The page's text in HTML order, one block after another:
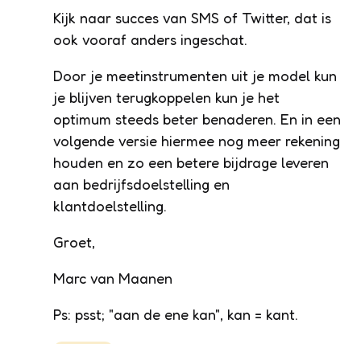
Kijk naar succes van SMS of Twitter, dat is
ook vooraf anders ingeschat.
Door je meetinstrumenten uit je model kun
je blijven terugkoppelen kun je het
optimum steeds beter benaderen. En in een
volgende versie hiermee nog meer rekening
houden en zo een betere bijdrage leveren
aan bedrijfsdoelstelling en
klantdoelstelling.
Groet,
Marc van Maanen
Ps: psst; "aan de ene kan", kan = kant.